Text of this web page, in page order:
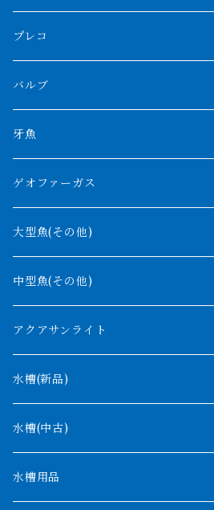
紅龍
バンジャール
ブラックアロワナ
ノーザンバラムンディ
その他アロワナ
バロ川
トゥルカナ湖
オモ川
タンガニーカビチャー
アンソルギー
コウロントン
ラプラディ
ギニア
ナイジェリア
コンギクス
オルナティピンニス
コンゴ
タンガニーカ
ウィークシー
モケレンベンベ
デルヘッジ
ザイールグリーン
大型スネークヘッド
中型スネークヘッド
小型スネークヘッド
プレコ
バルブ
牙魚
ゲオファーガス
大型魚(その他)
中型魚(その他)
アクアサンライト
水槽(新品)
1200mm以下
1500mm
水槽(中古)
水槽用品